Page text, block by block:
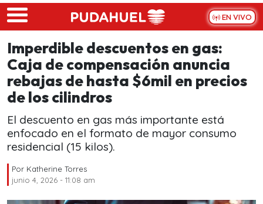
Skip to main content
EN VIVO
Imperdible descuentos en gas:
Caja de compensación anuncia
rebajas de hasta $6mil en precios
de los cilindros
El descuento en gas más importante está
enfocado en el formato de mayor consumo
residencial (15 kilos).
Por Katherine Torres
junio 4, 2026 - 11:08 am